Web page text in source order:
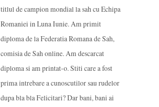
titlul de campion mondial la sah cu Echipa
Romaniei in Luna Iunie. Am primit
diploma de la Federatia Romana de Sah,
comisia de Sah online. Am descarcat
diploma si am printat-o. Stiti care a fost
prima intrebare a cunoscutilor sau rudelor
dupa bla bla Felicitari? Dar bani, bani ai